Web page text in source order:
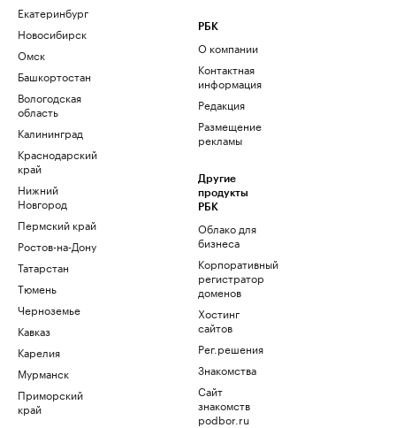
Екатеринбург
Новосибирск
Омск
Башкортостан
Вологодская
область
Калининград
Краснодарский
край
Нижний
Новгород
Пермский край
Ростов-на-Дону
Татарстан
Тюмень
Черноземье
Кавказ
Карелия
Мурманск
Приморский
край
РБК
О компании
Контактная
информация
Редакция
Размещение
рекламы
Другие
продукты
РБК
Облако для
бизнеса
Корпоративный
регистратор
доменов
Хостинг
сайтов
Рег.решения
Знакомства
Сайт
знакомств
podbor.ru